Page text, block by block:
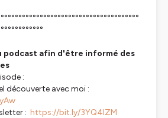
podcast afin d'être informé des
:
découverte avec moi :
: https://bit.ly/3YQ4lZM